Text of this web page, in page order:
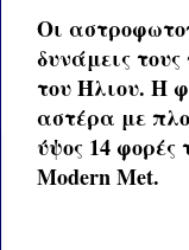
Οι
δυνάμεις
του Ήλιου. Η
αστέρα με
ύψος 14
Modern Met.